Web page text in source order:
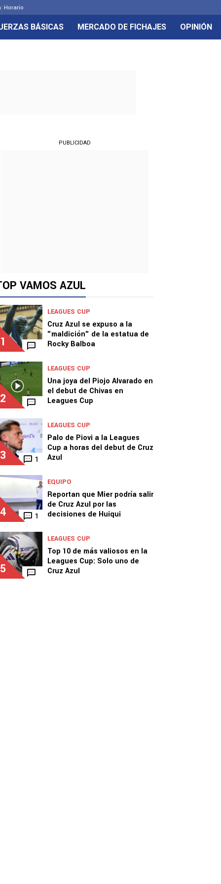
Horario
BÁSICAS MERCADO DE FICHAJES OPINIÓN
PUBLICIDAD
VAMOS AZUL
1
LEAGUES CUP
Cruz Azul se expuso a la
"maldición" de la estatua de
Rocky Balboa
2
LEAGUES CUP
Una joya del Piojo Alvarado en
el debut de Chivas en
Leagues Cup
3 1
LEAGUES CUP
Palo de Piovi a la Leagues
Cup a horas del debut de Cruz
Azul
4 1
EQUIPO
Reportan que Mier podría salir
de Cruz Azul por las
decisiones de Huiqui
5
LEAGUES CUP
Top 10 de más valiosos en la
Leagues Cup: Solo uno de
Cruz Azul